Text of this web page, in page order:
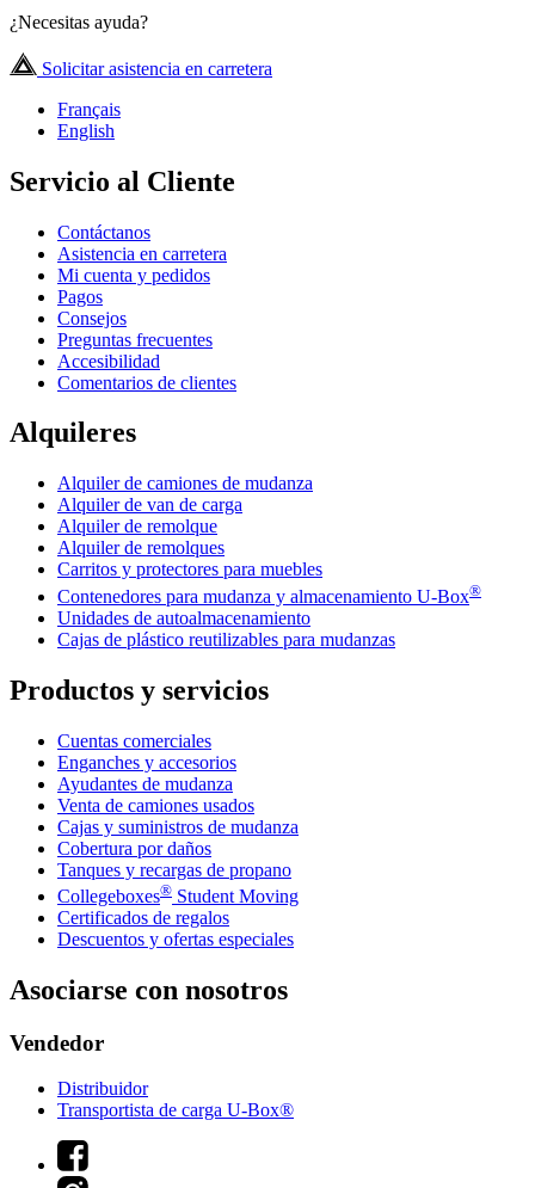
¿Necesitas ayuda?
Solicitar asistencia en carretera
Français
English
Servicio al Cliente
Contáctanos
Asistencia en carretera
Mi cuenta y pedidos
Pagos
Consejos
Preguntas frecuentes
Accesibilidad
Comentarios de clientes
Alquileres
Alquiler de camiones de mudanza
Alquiler de van de carga
Alquiler de remolque
Alquiler de remolques
Carritos y protectores para muebles
Contenedores para mudanza y almacenamiento U-Box®
Unidades de autoalmacenamiento
Cajas de plástico reutilizables para mudanzas
Productos y servicios
Cuentas comerciales
Enganches y accesorios
Ayudantes de mudanza
Venta de camiones usados
Cajas y suministros de mudanza
Cobertura por daños
Tanques y recargas de propano
Collegeboxes® Student Moving
Certificados de regalos
Descuentos y ofertas especiales
Asociarse con nosotros
Vendedor
Distribuidor
Transportista de carga U-Box®